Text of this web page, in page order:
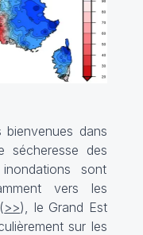
bienvenues dans
des
sont
vers les
>>), le Grand Est
sur les